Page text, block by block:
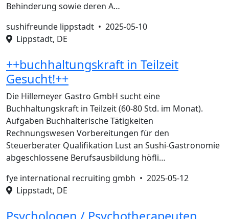
Behinderung sowie deren A…
sushifreunde lippstadt • 2025-05-10
Lippstadt, DE
++buchhaltungskraft in Teilzeit
Gesucht!++
Die Hillemeyer Gastro GmbH sucht eine
Buchhaltungskraft in Teilzeit (60-80 Std. im Monat).
Aufgaben Buchhalterische Tätigkeiten
Rechnungswesen Vorbereitungen für den
Steuerberater Qualifikation Lust an Sushi-Gastronomie
abgeschlossene Berufsausbildung höfli…
fye international recruiting gmbh • 2025-05-12
Lippstadt, DE